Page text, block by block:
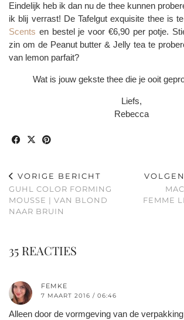
Eindelijk heb ik dan nu de thee kunnen
ik blij verrast! De Tafelgut exquisite thee is
Scents en bestel je voor €6,90 per potje.
zin om de Peanut butter & Jelly tea te
van lemon parfait?
Wat is jouw gekste thee die je ooit
Liefs,
Rebecca
VORIGE BERICHT
GUHL COLOR FORMING
MOUSSE | VAN BLOND
NAAR BRUIN
FEMME
35 REACTIES
FEMKE
7 MAART 2016 / 06:46
Alleen door de vormgeving van de